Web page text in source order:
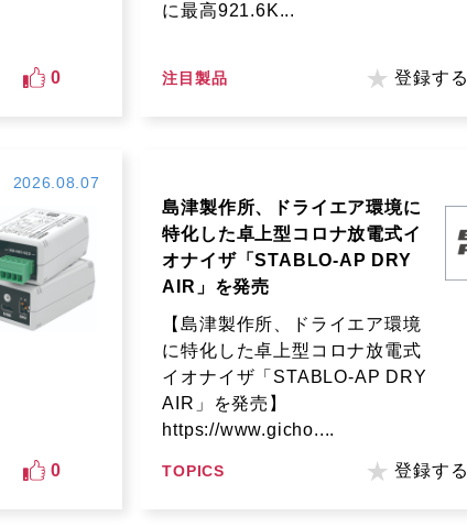
0
に最高921.6K...
注目製品 登録する
2026.08.07
0
島津製作所、ドライエア環境に
特化した卓上型コロナ放電式イ
オナイザ「STABLO-AP DRY
AIR」を発売
【島津製作所、ドライエア環境
に特化した卓上型コロナ放電式
イオナイザ「STABLO-AP DRY
AIR」を発売】
https://www.gicho....
TOPICS 登録する